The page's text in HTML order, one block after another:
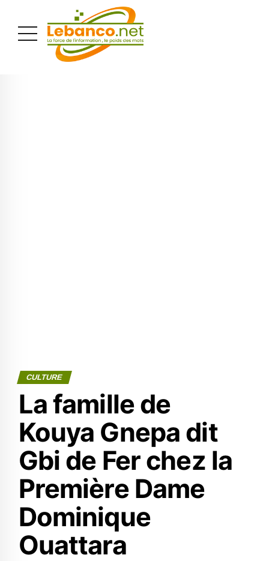
CULTURE
La famille de
Kouya Gnepa dit
Gbi de Fer chez la
Première Dame
Dominique
Ouattara